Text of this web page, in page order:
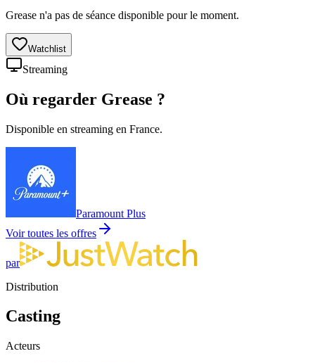
Grease n'a pas de séance disponible pour le moment.
Watchlist
Streaming
Où regarder Grease ?
Disponible en streaming en France.
Paramount Plus
Voir toutes les offres
par
Distribution
Casting
Acteurs